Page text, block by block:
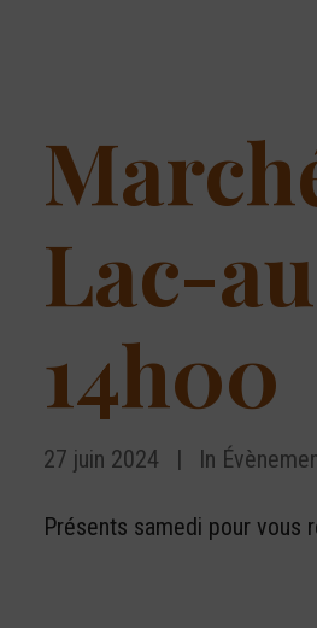
Lac-
14h00
27 juin 2024 | In
Présents samedi pour vous